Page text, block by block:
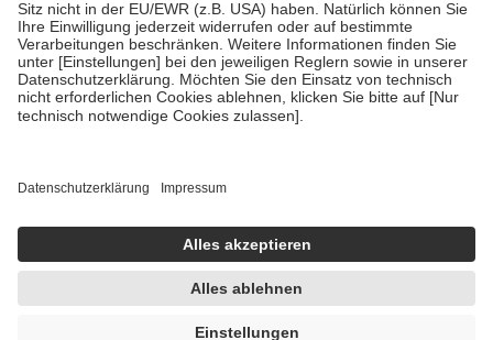
fallenkeine Zuzahlungenan bei:
• Kindern und Jugendlichen bis zum vollendeten 18. Lebensjahr
mit Ausnahme der Fahrkosten
• Untersuchungen zur Vorsorge und Früherkennung, die von der
GKV getragen werden
• empfohlenen Schutzimpfungen
Wir nutzen Trusted Shops als unabhängigen Dienstleister für die
getroffen, um sicherzustellen, dass es sich um echte Bewertungen
handelt. Mehr Informationen findest du hier:
https://help.etrusted.com/hc/de/articles/4419944605341
Einige Bilder und Inhalte wurden unter Zuhilfenahme künstlicher